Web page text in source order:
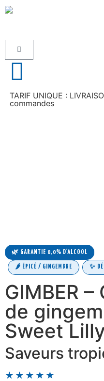
TARIF UNIQUE :
commandes
🌿 GARANTIE 0,0% D'ALCOOL
🌶️ ÉPICÉ / GINGEMBRE ✨
GIMBER
de
Sweet
Saveurs
★★★★★